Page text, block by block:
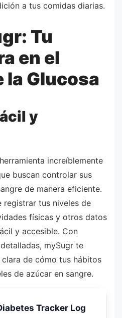
a tus comidas diarias.
Tu
en el
la Glucosa
y
increíblemente
buscan controlar sus
de manera eficiente.
registrar tus niveles de
físicas y otros datos
y accesible. Con
mySugr te
de cómo tus hábitos
de azúcar en sangre.
Tracker Log